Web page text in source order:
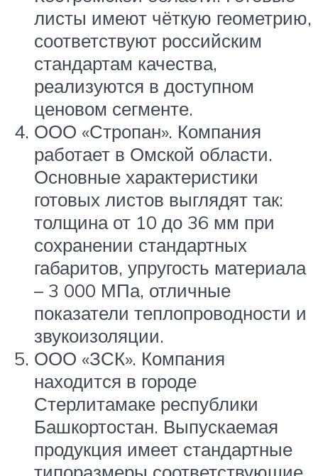
листы имеют чёткую геометрию,
соответствуют российским
стандартам качества,
реализуются в доступном
ценовом сегменте.
ООО «Стропан». Компания
работает в Омской области.
Основные характеристики
готовых листов выглядят так:
толщина от 10 до 36 мм при
сохранении стандартных
габаритов, упругость материала
– 3 000 МПа, отличные
показатели теплопроводности и
звукоизоляции.
ООО «ЗСК». Компания
находится в городе
Стерлитамаке республики
Башкортостан. Выпускаемая
продукция имеет стандартные